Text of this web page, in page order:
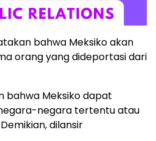
bahwa Meksiko akan
orang yang dideportasi dari
bahwa Meksiko dapat
negara tertentu atau
dilansir